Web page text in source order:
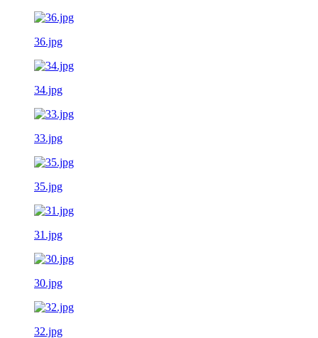
36.jpg
34.jpg
33.jpg
35.jpg
31.jpg
30.jpg
32.jpg